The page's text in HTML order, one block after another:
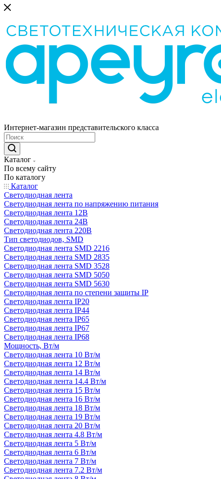
Интернет-магазин представительского класса
Каталог
По всему сайту
По каталогу
Каталог
Светодиодная лента
Светодиодная лента по напряжению питания
Светодиодная лента 12В
Светодиодная лента 24В
Светодиодная лента 220В
Тип светодиодов, SMD
Cветодиодная лента SMD 2216
Светодиодная лента SMD 2835
Светодиодная лента SMD 3528
Светодиодная лента SMD 5050
Светодиодная лента SMD 5630
Светодиодная лента по степени защиты IP
Светодиодная лента IP20
Светодиодная лента IP44
Светодиодная лента IP65
Светодиодная лента IP67
Светодиодная лента IP68
Мощность, Вт/м
Светодиодная лента 10 Вт/м
Светодиодная лента 12 Вт/м
Светодиодная лента 14 Вт/м
Светодиодная лента 14.4 Вт/м
Светодиодная лента 15 Вт/м
Светодиодная лента 16 Вт/м
Светодиодная лента 18 Вт/м
Светодиодная лента 19 Вт/м
Светодиодная лента 20 Вт/м
Светодиодная лента 4.8 Вт/м
Светодиодная лента 5 Вт/м
Светодиодная лента 6 Вт/м
Светодиодная лента 7 Вт/м
Светодиодная лента 7.2 Вт/м